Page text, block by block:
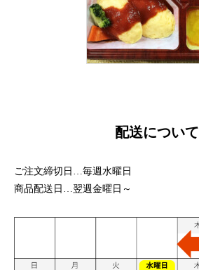
配送について
ご注文締切日…毎週水曜日
商品配送日…翌週金曜日～